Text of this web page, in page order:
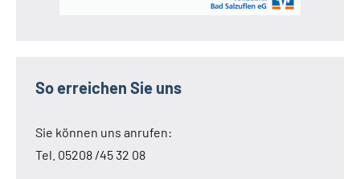
So erreichen Sie uns
Sie können uns anrufen:
Tel. 05208 /45 32 08